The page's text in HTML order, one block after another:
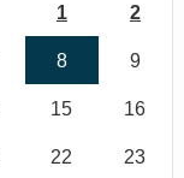
1 2
8 9
15 16
22 23